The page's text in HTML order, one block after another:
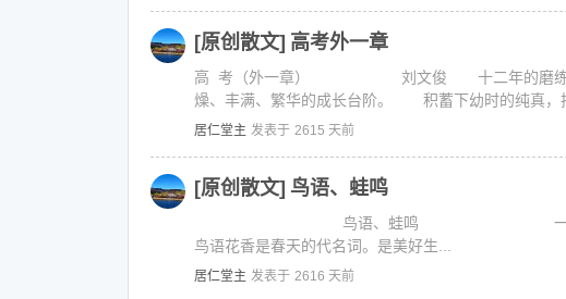
[原创散文] 高考外一章
高 考（外一章） 刘文俊 十二年的磨练，将
燥、丰满、繁华的成长台阶。 积蓄下幼时的纯真，
居仁堂主 发表于 2615 天前
[原创散文] 鸟语、蛙鸣
鸟语、蛙鸣 一 年青时春联
鸟语花香是春天的代名词。是美好生...
居仁堂主 发表于 2616 天前